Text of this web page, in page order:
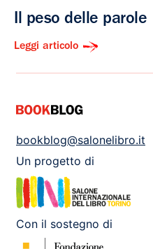
Il peso delle parole
Leggi articolo
bookblog@salonelibro.it
Un progetto di
Con il sostegno di